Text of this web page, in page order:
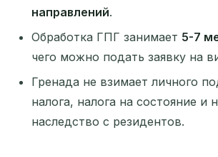
направлений.
Обработка ГПГ занимает 5-7
чего можно подать заявку на
Гренада не взимает личного
налога, налога на состояние и
наследство с резидентов.